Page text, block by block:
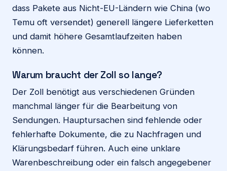
dass Pakete aus Nicht-EU-Ländern wie China (wo
Temu oft versendet) generell längere Lieferketten
und damit höhere Gesamtlaufzeiten haben
können.
Warum braucht der Zoll so lange?
Der Zoll benötigt aus verschiedenen Gründen
manchmal länger für die Bearbeitung von
Sendungen. Hauptursachen sind fehlende oder
fehlerhafte Dokumente, die zu Nachfragen und
Klärungsbedarf führen. Auch eine unklare
Warenbeschreibung oder ein falsch angegebener